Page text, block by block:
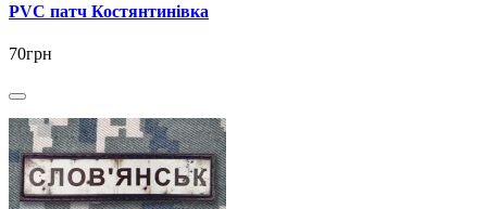
PVC патч Костянтинівка
70грн